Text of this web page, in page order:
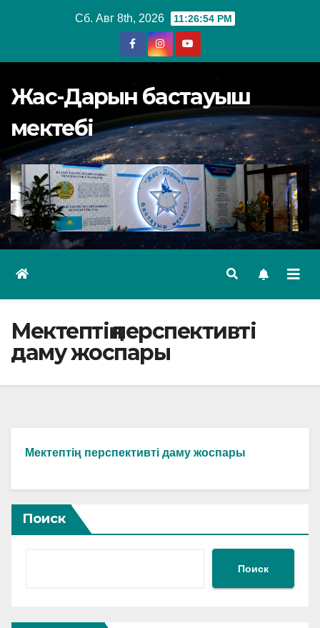
Сб. Авг 8th, 2026 11:26:55 PM
Жас-Дарын бастауыш
мектебі
Мектептің перспективті
даму жоспары
Мектептің перспективті даму жоспары
Поиск
Поиск